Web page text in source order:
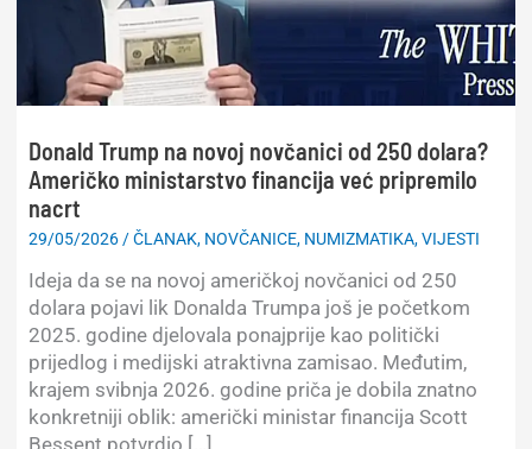
Donald Trump na novoj novčanici od 250 dolara?
Američko ministarstvo financija već pripremilo
nacrt
29/05/2026 /ČLANAK, NOVČANICE, NUMIZMATIKA,VIJESTI
Ideja da se na novoj američkoj novčanici od 250
dolara pojavi lik Donalda Trumpa još je početkom
2025. godine djelovala ponajprije kao politički
prijedlog i medijski atraktivna zamisao. Međutim,
krajem svibnja 2026. godine priča je dobila znatno
konkretniji oblik: američki ministar financija Scott
Bessent potvrdio […]